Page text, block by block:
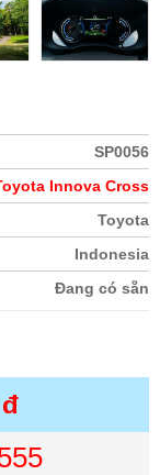
SP0056
Innova Cross
Toyota
Indonesia
Đang có sẵn